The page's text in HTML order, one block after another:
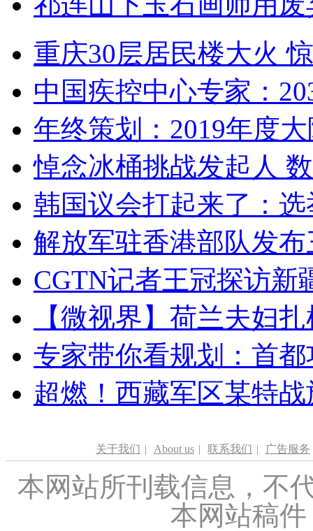
重庆30层居民楼大火
中国疾控中心专家：
年终策划：2019年度
悼念冰桶挑战发起人
韩国议会打起来了：
解放军驻香港部队发
CGTN记者王冠探访新
【微视界】荷兰夫妇
专家带你看规划：首
超燃！西藏军区某特
关于我们 | About us | 联系我们 | 广告服务
本网站所刊载信息，不
本网站稿